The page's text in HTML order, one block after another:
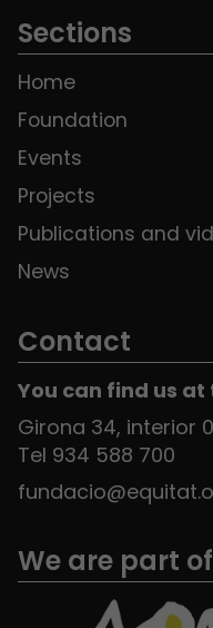
Sections
Home
Foundation
Events
Projects
Publications and
News
Contact
You can find us at
Girona 34, interior
Tel 934 588 700
We are part